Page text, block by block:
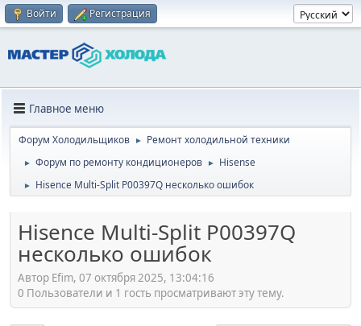
Войти Регистрация
Главное меню
Форум Холодильщиков ► Ремонт холодильной техники
► Форум по ремонту кондиционеров ► Hisense
► Hisence Multi-Split P00397Q несколько ошибок
Hisence Multi-Split P00397Q
несколько ошибок
Автор Efim, 07 октября 2025, 13:04:16
0 Пользователи и 1 гость просматривают эту тему.